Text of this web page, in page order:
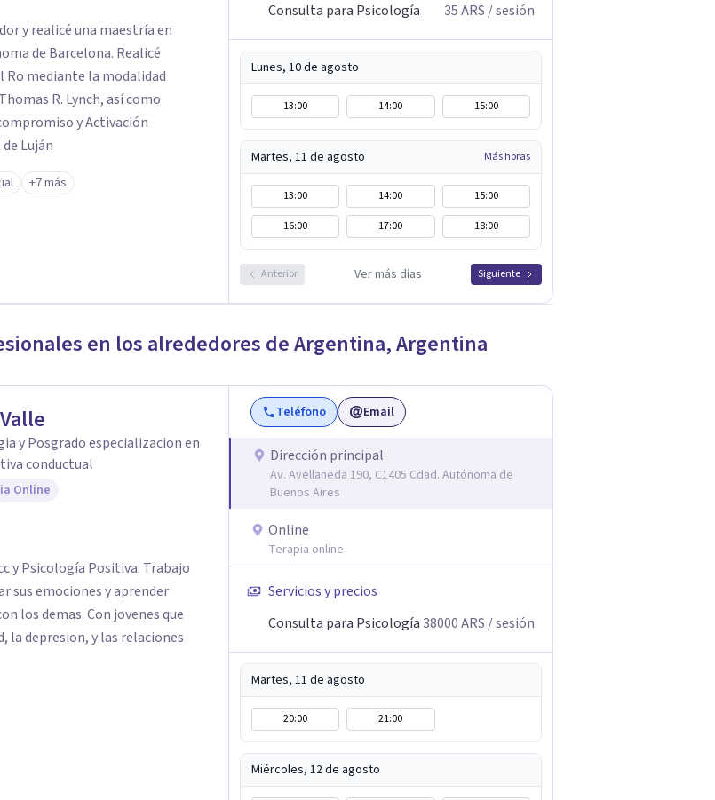
y realicé una maestría en
de Barcelona. Realicé
mediante la modalidad
R. Lynch, así como
y Activación
Luján
+7 más
Consulta para Psicología
35ARS / sesión
Lunes, 10 de agosto
13:00 14:00 15:00
Martes, 11 de agosto Más horas
13:00 14:00
15:00
16:00
17:00 18:00
Anterior Ver más días Siguiente
en los alrededores deArgentina,Argentina
y Posgrado especializacion en
conductual
Online
y Psicología Positiva. Trabajo
sus emociones y aprender
los demas. Con jovenes que
la depresion, y las relaciones
Teléfono Email
Dirección principal
Av. Avellaneda 190, C1405 Cdad. Autónoma de
Buenos Aires
Online
Terapia online
Servicios y precios
Consulta para Psicología38000ARS / sesión
Martes, 11 de agosto
20:00 21:00
Miércoles, 12 de agosto